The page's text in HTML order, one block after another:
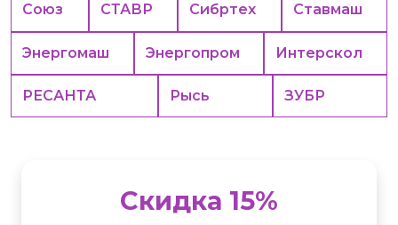
Союз СТАВР Сибртех Ставмаш
Энергомаш Энергопром Интерскол
РЕСАНТА Рысь ЗУБР
Скидка 15%